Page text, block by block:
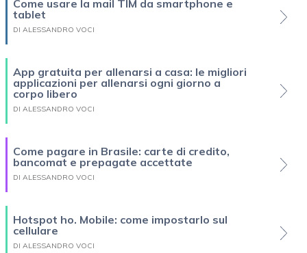
Come usare la mail TIM da smartphone e
tablet
DI ALESSANDRO VOCI
App gratuita per allenarsi a casa: le migliori
applicazioni per allenarsi ogni giorno a
corpo libero
DI ALESSANDRO VOCI
Come pagare in Brasile: carte di credito,
bancomat e prepagate accettate
DI ALESSANDRO VOCI
Hotspot ho. Mobile: come impostarlo sul
cellulare
DI ALESSANDRO VOCI